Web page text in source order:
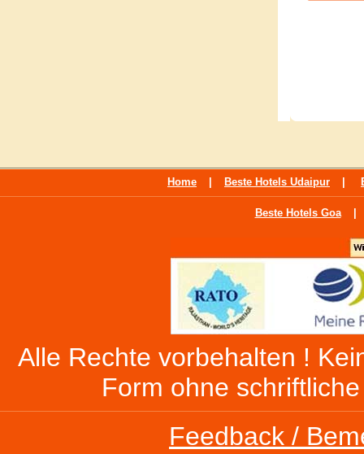
Home Beste Hotels Udaipur
Beste Hotels Goa
Alle Rechte vorbehalten !
Form ohne
Feedback /